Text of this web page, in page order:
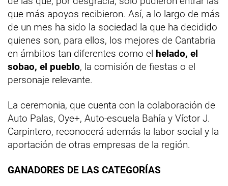
que más apoyos recibieron. Así, a lo largo de más
de un mes ha sido la sociedad la que ha decidido
quienes son, para ellos, los mejores de Cantabria
en ámbitos tan diferentes como el helado, el
sobao, el pueblo, la comisión de fiestas o el
personaje relevante.
La ceremonia, que cuenta con la colaboración de
Auto Palas, Oye+, Auto-escuela Bahía y Víctor J.
Carpintero, reconocerá además la labor social y la
aportación de otras empresas de la región.
GANADORES DE LAS CATEGORÍAS